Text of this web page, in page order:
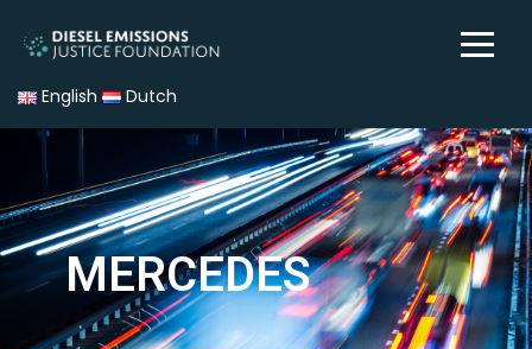
English Dutch
MERCEDES